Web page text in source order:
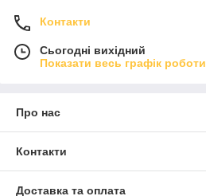
Контакти
Сьогодні вихідний
Показати весь графік роботи
Про нас
Контакти
Доставка та оплата